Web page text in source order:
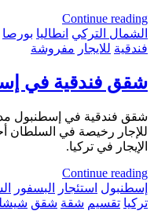
Continue reading
الشمال التركي انطاليا بورصا
فندقية للايجار مفروشة
شقق فندقية في
شقق فندقية في إسطنبول
للإجار رخيصة في السلطان
الإيجار في تركيا.
Continue reading
إسطنبول استئجار البسفور
تركيا تقسيم شقة شقق